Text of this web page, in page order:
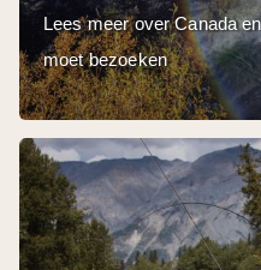
Lees meer over Canada
moet bezoeken